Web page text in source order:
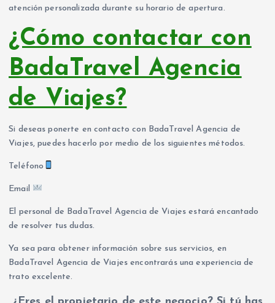
atención personalizada durante su horario de apertura.
¿Cómo contactar con
BadaTravel Agencia
de Viajes?
Si deseas ponerte en contacto con BadaTravel Agencia de
Viajes, puedes hacerlo por medio de los siguientes métodos.
Teléfono
Email
El personal de BadaTravel Agencia de Viajes estará encantado
de resolver tus dudas.
Ya sea para obtener información sobre sus servicios, en
BadaTravel Agencia de Viajes encontrarás una experiencia de
trato excelente.